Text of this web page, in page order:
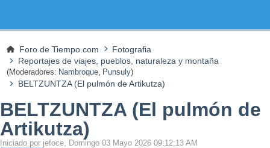
Foro de Tiempo.com
Fotografia
Reportajes de viajes, pueblos, naturaleza y montaña
(Moderadores: Nambroque, Punsuly)
BELTZUNTZA (El pulmón de Artikutza)
BELTZUNTZA (El pulmón de
Artikutza)
Iniciado por jefoce, Domingo 03 Mayo 2026 09:12:13 AM